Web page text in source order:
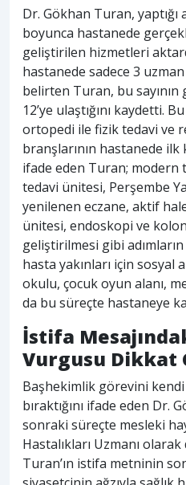
Dr. Gökhan Turan, yaptığı
boyunca hastanede
geliştirilen hizmetleri
hastanede sadece 3
belirten Turan, bu
12’ye ulaştığını kaydetti.
ortopedi ile fizik tedavi ve
branşlarının hastanede
ifade eden Turan; modern
tedavi ünitesi, Perşembe
yenilenen eczane, aktif
ünitesi, endoskopi ve
geliştirilmesi gibi adımların
hasta yakınları için sosyal
okulu, çocuk oyun alanı,
da bu süreçte hastaneye
İstifa
Vurgusu Dikkat
Başhekimlik görevini
bıraktığını ifade eden Dr.
sonraki süreçte mesleki
Hastalıkları Uzmanı olarak
Turan’ın istifa metninin